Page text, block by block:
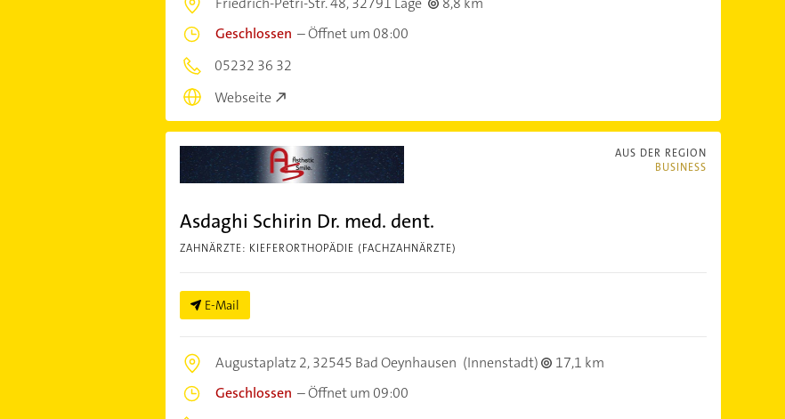
Geschlossen –Öffnet um 08:00
05232 36 32
Webseite
AUS DER REGION
BUSINESS
Asdaghi Schirin Dr. med. dent.
ZAHNÄRZTE: KIEFERORTHOPÄDIE (FACHZAHNÄRZTE)
E-Mail
Augustaplatz 2,32545 Bad Oeynhausen (Innenstadt)
17,1 km
Geschlossen –Öffnet um 09:00